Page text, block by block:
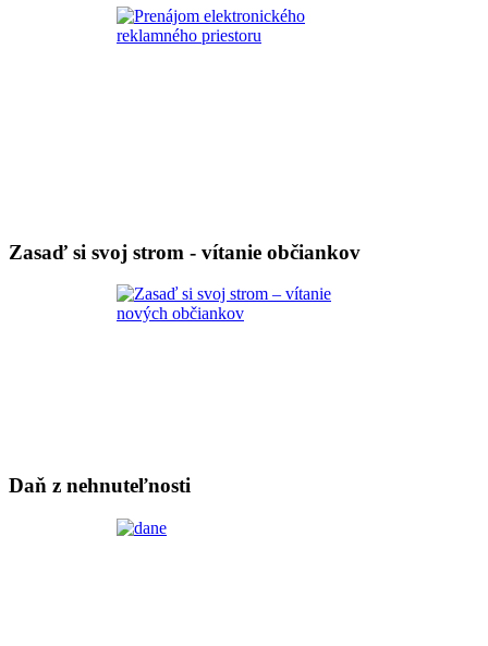
Zasaď si svoj strom - vítanie občiankov
Daň z nehnuteľnosti